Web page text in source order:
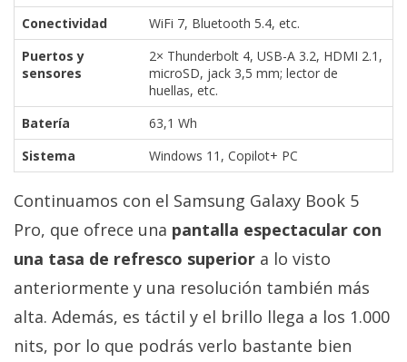
Conectividad
WiFi 7, Bluetooth 5.4, etc.
Puertos y
sensores
2× Thunderbolt 4, USB-A 3.2, HDMI 2.1,
microSD, jack 3,5 mm; lector de
huellas, etc.
Batería
63,1 Wh
Sistema
Windows 11, Copilot+ PC
Continuamos con el Samsung Galaxy Book 5
Pro, que ofrece una pantalla espectacular con
una tasa de refresco superior a lo visto
anteriormente y una resolución también más
alta. Además, es táctil y el brillo llega a los 1.000
nits, por lo que podrás verlo bastante bien